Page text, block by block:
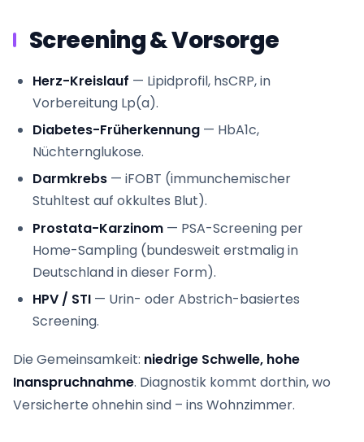
Screening & Vorsorge
Herz-Kreislauf — Lipidprofil, hsCRP, in
Vorbereitung Lp(a).
Diabetes-Früherkennung — HbA1c,
Nüchternglukose.
Darmkrebs — iFOBT (immunchemischer
Stuhltest auf okkultes Blut).
Prostata-Karzinom — PSA-Screening per
Home-Sampling (bundesweit erstmalig in
Deutschland in dieser Form).
HPV / STI — Urin- oder Abstrich-basiertes
Screening.
Die Gemeinsamkeit: niedrige Schwelle, hohe
Inanspruchnahme. Diagnostik kommt dorthin, wo
Versicherte ohnehin sind – ins Wohnzimmer.